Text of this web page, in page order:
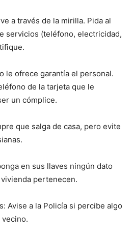
a través de la mirilla. Pida al
servicios (teléfono, electricidad,
le ofrece garantía el personal.
de la tarjeta que le
un cómplice.
que salga de casa, pero evite
en sus llaves ningún dato
pertenecen.
Avise a la Policía si percibe algo
vecino.